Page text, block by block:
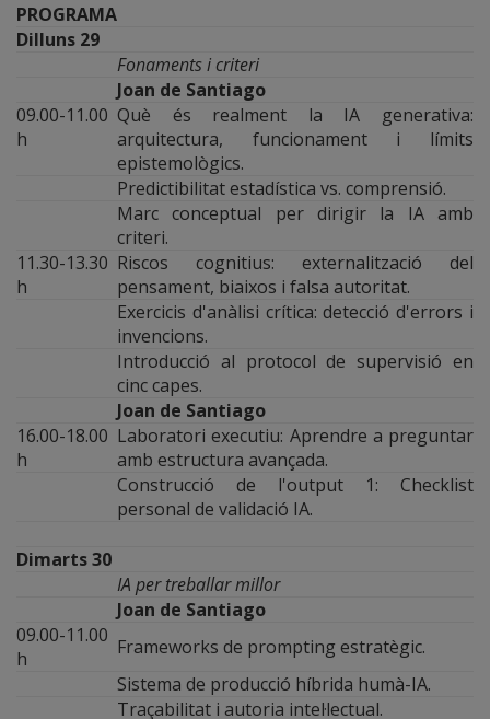
PROGRAMA
Dilluns 29
Fonaments i criteri
Joan de Santiago
09.00-11.00
h
Què és realment la IA generativa:
arquitectura, funcionament i límits
epistemològics.
Predictibilitat estadística vs. comprensió.
Marc conceptual per dirigir la IA amb
criteri.
11.30-13.30
h
Riscos cognitius: externalització del
pensament, biaixos i falsa autoritat.
Exercicis d'anàlisi crítica: detecció d'errors i
invencions.
Introducció al protocol de supervisió en
cinc capes.
Joan de Santiago
16.00-18.00
h
Laboratori executiu: Aprendre a preguntar
amb estructura avançada.
Construcció de l'output 1: Checklist
personal de validació IA.
Dimarts 30
IA per treballar millor
Joan de Santiago
09.00-11.00
h
Frameworks de prompting estratègic.
Sistema de producció híbrida humà-IA.
Traçabilitat i autoria intel·lectual.